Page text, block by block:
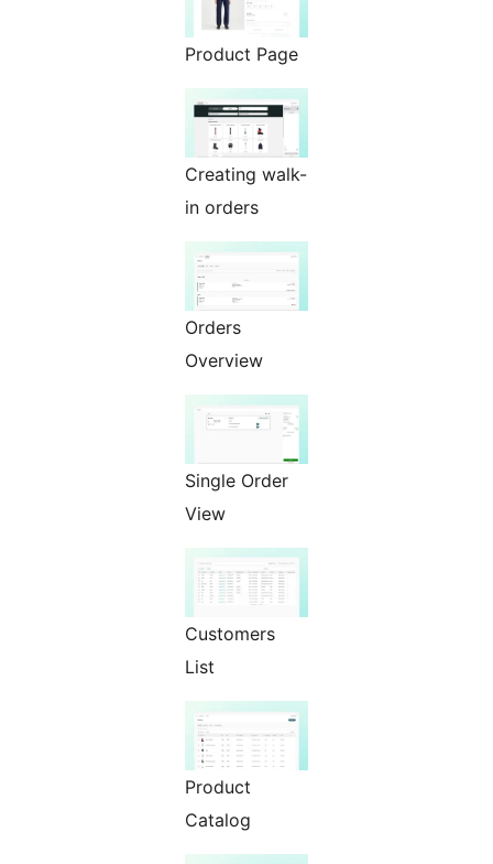
Product Page
Creating walk-
in orders
Orders
Overview
Single Order
View
Customers
List
Product
Catalog